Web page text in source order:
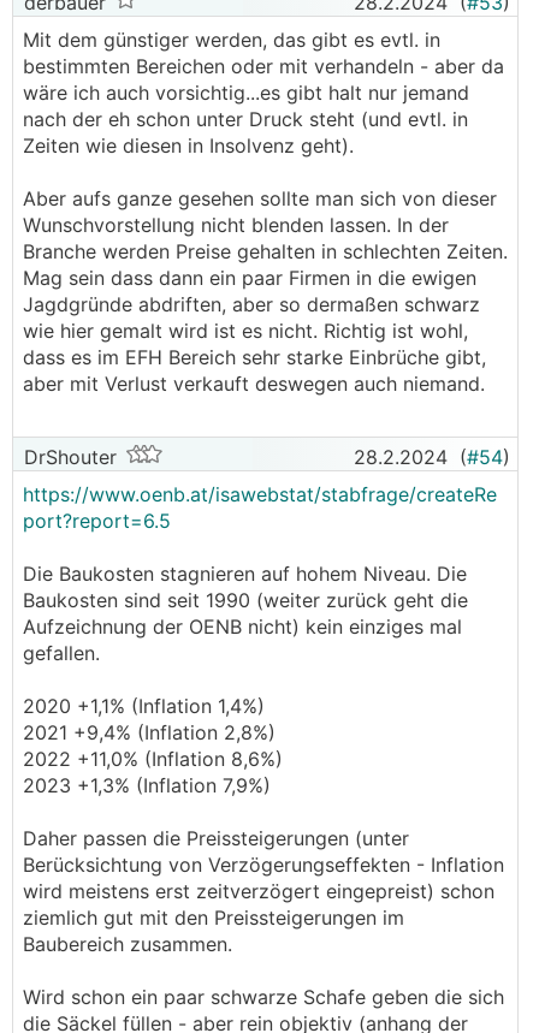
Mit dem günstiger werden, das gibt es evtl. in
bestimmten Bereichen oder mit verhandeln - aber da
wäre ich auch vorsichtig...es gibt halt nur jemand
nach der eh schon unter Druck steht (und evtl. in
Zeiten wie diesen in Insolvenz geht).
Aber aufs ganze gesehen sollte man sich von dieser
Wunschvorstellung nicht blenden lassen. In der
Branche werden Preise gehalten in schlechten Zeiten.
Mag sein dass dann ein paar Firmen in die ewigen
Jagdgründe abdriften, aber so dermaßen schwarz
wie hier gemalt wird ist es nicht. Richtig ist wohl,
dass es im EFH Bereich sehr starke Einbrüche gibt,
aber mit Verlust verkauft deswegen auch niemand.
DrShouter 28.2.2024 (#54)
https://www.oenb.at/isawebstat/stabfrage/createRe
port?report=6.5
Die Baukosten stagnieren auf hohem Niveau. Die
Baukosten sind seit 1990 (weiter zurück geht die
Aufzeichnung der OENB nicht) kein einziges mal
gefallen.
2020 +1,1% (Inflation 1,4%)
2021 +9,4% (Inflation 2,8%)
2022 +11,0% (Inflation 8,6%)
2023 +1,3% (Inflation 7,9%)
Daher passen die Preissteigerungen (unter
Berücksichtung von Verzögerungseffekten - Inflation
wird meistens erst zeitverzögert eingepreist) schon
ziemlich gut mit den Preissteigerungen im
Baubereich zusammen.
Wird schon ein paar schwarze Schafe geben die sich
die Säckel füllen - aber rein objektiv (anhang der